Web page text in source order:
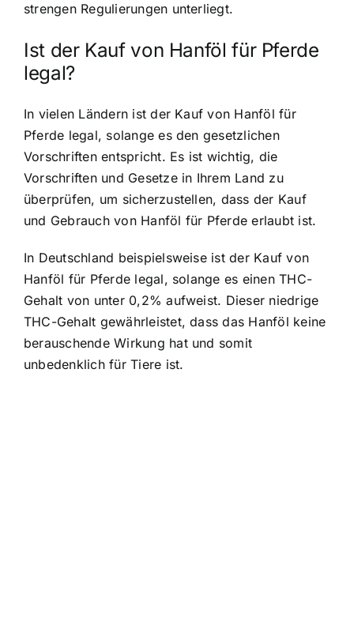
strengen Regulierungen unterliegt.
Ist der Kauf von Hanföl für Pferde
legal?
In vielen Ländern ist der Kauf von Hanföl für
Pferde legal, solange es den gesetzlichen
Vorschriften entspricht. Es ist wichtig, die
Vorschriften und Gesetze in Ihrem Land zu
überprüfen, um sicherzustellen, dass der Kauf
und Gebrauch von Hanföl für Pferde erlaubt ist.
In Deutschland beispielsweise ist der Kauf von
Hanföl für Pferde legal, solange es einen THC-
Gehalt von unter 0,2% aufweist. Dieser niedrige
THC-Gehalt gewährleistet, dass das Hanföl keine
berauschende Wirkung hat und somit
unbedenklich für Tiere ist.